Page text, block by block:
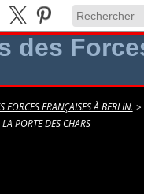
FORCES FRANÇAISES À BERLIN. >
PORTE DES CHARS